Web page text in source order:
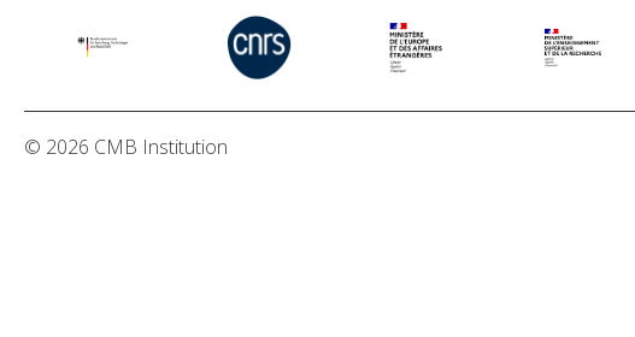
© 2026 CMB Institution